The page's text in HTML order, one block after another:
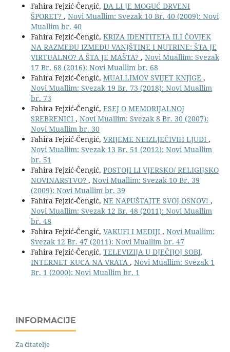
Fahira Fejzić-Čengić, DA LI JE MOGUĆ DRVENI
ŠPORET? , Novi Muallim: Svezak 10 Br. 40 (2009): Novi
Muallim br. 40
Fahira Fejzić-Čengić, KRIZA IDENTITETA ILI ČOVJEK
NA RAZMEĐU IZMEĐU VANJŠTINE I NUTRINE: ŠTA JE
VIRTUALNO? A ŠTA JE MAŠTA? , Novi Muallim: Svezak
17 Br. 68 (2016): Novi Muallim br. 68
Fahira Fejzić-Čengić, MUALLIMOV SVIJET KNJIGE ,
Novi Muallim: Svezak 19 Br. 73 (2018): Novi Muallim
br. 73
Fahira Fejzić-Čengić, ESEJ O MEMORIJALNOJ
SREBRENICI , Novi Muallim: Svezak 8 Br. 30 (2007):
Novi Muallim br. 30
Fahira Fejzić-Čengić, VRIJEME NEIZLJEČIVIH LJUDI ,
Novi Muallim: Svezak 13 Br. 51 (2012): Novi Muallim
br. 51
Fahira Fejzić-Čengić, POSTOJI LI VJERSKO/ RELIGIJSKO
NOVINARSTVO? , Novi Muallim: Svezak 10 Br. 39
(2009): Novi Muallim br. 39
Fahira Fejzić-Čengić, NE NAPUŠTAJTE SVOJ OSNOV! ,
Novi Muallim: Svezak 12 Br. 48 (2011): Novi Muallim
br. 48
Fahira Fejzić-Čengić, VAKUFI I MEDIJI , Novi Muallim:
Svezak 12 Br. 47 (2011): Novi Muallim br. 47
Fahira Fejzić-Čengić, TELEVIZIJA U DJEČIJOJ SOBI,
INTERNET KUCA NA VRATA , Novi Muallim: Svezak 1
Br. 1 (2000): Novi Muallim br. 1
INFORMACIJE
Za čitatelje